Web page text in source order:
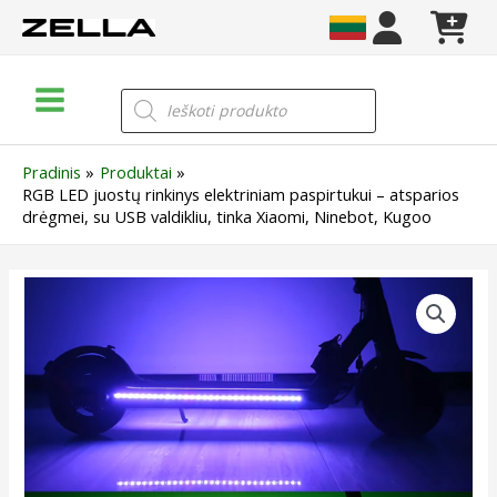
prie
Menu
Products
search
Pradinis
Produktai
RGB LED juostų rinkinys elektriniam paspirtukui – atsparios
drėgmei, su USB valdikliu, tinka Xiaomi, Ninebot, Kugoo
LED
juostų
rinkinys
elektriniam
paspirtukui